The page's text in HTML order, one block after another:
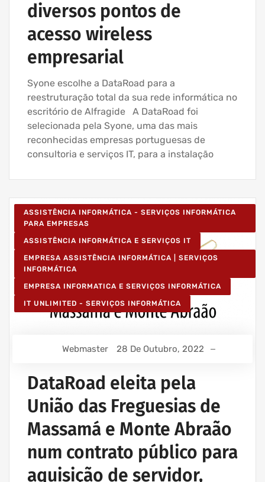
diversos pontos de
acesso wireless
empresarial
Syone escolhe a DataRoad para a
reestruturação total da sua rede informática no
escritório de Alfragide A DataRoad foi
selecionada pela Syone, uma das mais
reconhecidas empresas portuguesas de
consultoria e serviços IT, para a instalação
ASSISTÊNCIA INFORMÁTICA - SERVIÇOS INFORMÁTICA
PARA EMPRESAS
ASSISTÊNCIA INFORMÁTICA E SERVIÇOS IT
EMPRESA ASSISTÊNCIA INFORMÁTICA | SERVIÇOS
INFORMÁTICA
EMPRESA INFORMATICA E SERVIÇOS INFORMÁTICA
IT UNLIMITED - SERVIÇOS INFORMÁTICA
Webmaster 28 De Outubro, 2022
DataRoad eleita pela
União das Freguesias de
Massamá e Monte Abraão
num contrato público para
aquisição de servidor,